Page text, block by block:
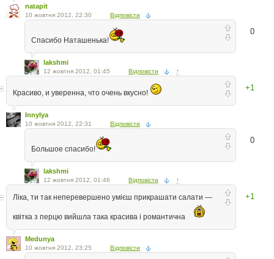
natapit
10 жовтня 2012, 22:30 Відповісти
0
Спасибо Наташенька!
lakshmi
12 жовтня 2012, 01:45 Відповісти ↑
+1
Красиво, и уверенна, что очень вкусно!
Innylya
10 жовтня 2012, 22:31 Відповісти
0
Большое спасибо!
lakshmi
12 жовтня 2012, 01:46 Відповісти ↑
+1
Ліка, ти так неперевершено умієш прикрашати салати —
квітка з перцю вийшла така красива і романтична
Medunya
10 жовтня 2012, 23:25 Відповісти